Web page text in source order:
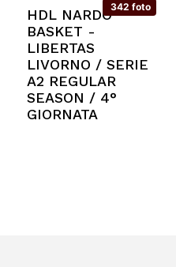
342 foto
HDL NARDÒ
BASKET -
LIBERTAS
LIVORNO / SERIE
A2 REGULAR
SEASON / 4°
GIORNATA